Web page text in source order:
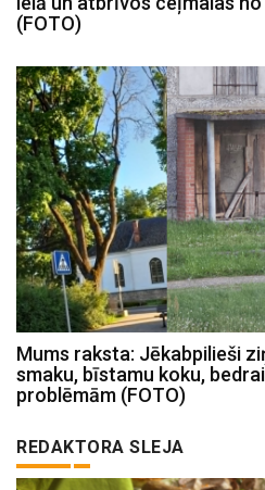
(FOTO)
Mums raksta: Jēkabpilieši
smaku, bīstamu koku,
problēmām (FOTO)
REDAKTORA SLEJA